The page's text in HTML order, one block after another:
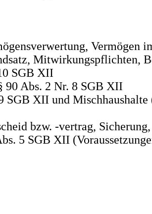
Vermögen
Mitwirkungspflichten,
SGB XII
90 Abs. 2 Nr. 8 SGB XII
SGB XII und
bzw. -vertrag,
5 SGB XII